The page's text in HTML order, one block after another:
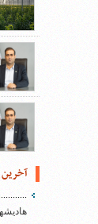
آخرین